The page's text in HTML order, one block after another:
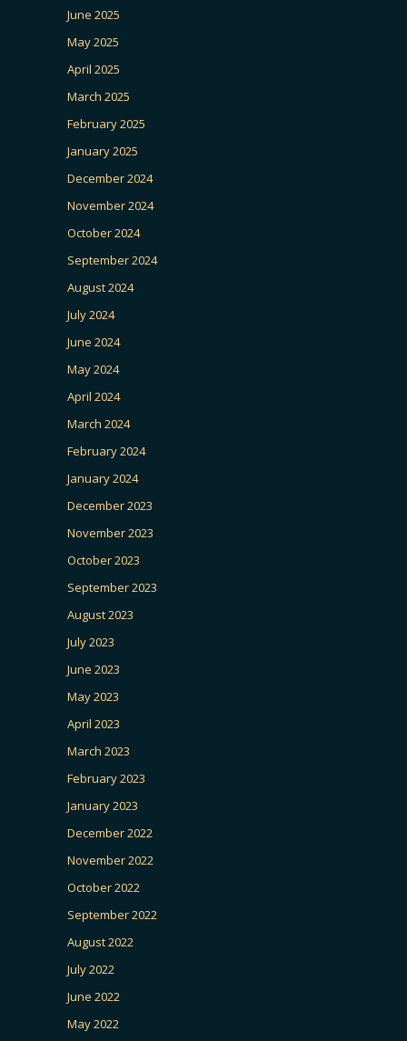
June 2025
May 2025
April 2025
March 2025
February 2025
January 2025
December 2024
November 2024
October 2024
September 2024
August 2024
July 2024
June 2024
May 2024
April 2024
March 2024
February 2024
January 2024
December 2023
November 2023
October 2023
September 2023
August 2023
July 2023
June 2023
May 2023
April 2023
March 2023
February 2023
January 2023
December 2022
November 2022
October 2022
September 2022
August 2022
July 2022
June 2022
May 2022